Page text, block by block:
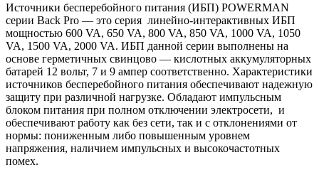
Источники бесперебойного питания (ИБП) POWERMAN
серии Back Pro — это серия линейно-интерактивных ИБП
мощностью 600 VA, 650 VA, 800 VA, 850 VA, 1000 VA, 1050
VA, 1500 VA, 2000 VA. ИБП данной серии выполнены на
основе герметичных свинцово — кислотных аккумуляторных
батарей 12 вольт, 7 и 9 ампер соответственно. Характеристики
источников бесперебойного питания обеспечивают надежную
защиту при различной нагрузке. Обладают импульсным
блоком питания при полном отключении электросети, и
обеспечивают работу как без сети, так и с отклонениями от
нормы: пониженным либо повышенным уровнем
напряжения, наличием импульсных и высокочастотных
помех.